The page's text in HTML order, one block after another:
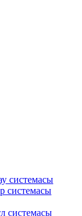
системасы
системасы
системасы